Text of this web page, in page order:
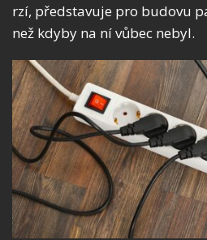
rzí, představuje pro budovu
než kdyby na ní vůbec nebyl.